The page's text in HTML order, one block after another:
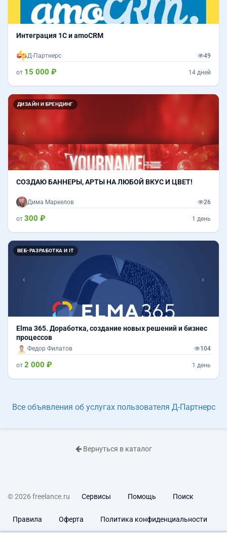
Интеграция 1С и amoCRM
Д-Партнерс 49
от 15 000 ₽ 14 дней
ДИЗАЙН И БРЕНДИНГ
Назад
СОЗДАЮ БАННЕРЫ, АРТЫ НА ЛЮБОЙ ВКУС И ЦВЕТ!
Дима Маркелов 26
от 300 ₽ 1 день
ВЕБ-РАЗРАБОТКА И IT
Назад
Elma 365. Доработка, создание новых решений и бизнес
процессов
Федор Филатов 104
от 2 000 ₽ 1 день
Все объявления об услугах пользователя Д-Партнерс
Вернуться в каталог
© 2026 freelance.ru Сервисы Помощь Поиск
Правила Оферта Политика конфиденциальности